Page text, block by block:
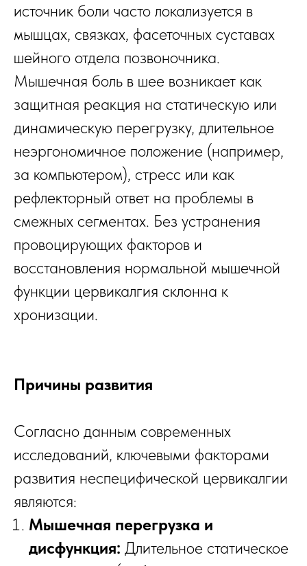
источник боли часто локализуется в
мышцах, связках, фасеточных суставах
шейного отдела позвоночника.
Мышечная боль в шее возникает как
защитная реакция на статическую или
динамическую перегрузку, длительное
неэргономичное положение (например,
за компьютером), стресс или как
рефлекторный ответ на проблемы в
смежных сегментах. Без устранения
провоцирующих факторов и
восстановления нормальной мышечной
функции цервикалгия склонна к
хронизации.
Причины развития
Согласно данным современных
исследований, ключевыми факторами
развития неспецифической цервикалгии
являются:
Мышечная перегрузка и
дисфункция: Длительное статическое